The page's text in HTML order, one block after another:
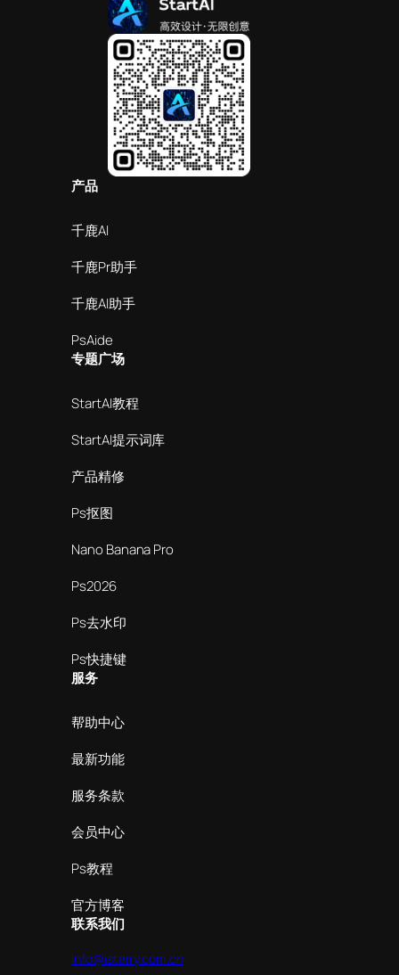
产品
千鹿AI
千鹿Pr助手
千鹿AI助手
PsAide
专题广场
StartAI教程
StartAI提示词库
产品精修
Ps抠图
Nano Banana Pro
Ps2026
Ps去水印
Ps快捷键
服务
帮助中心
最新功能
服务条款
会员中心
Ps教程
官方博客
联系我们
info@istarry.com.cn